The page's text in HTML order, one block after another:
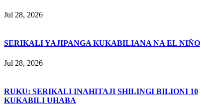
Jul 28, 2026
SERIKALI YAJIPANGA KUKABILIANA NA EL NIÑO
Jul 28, 2026
RUKU: SERIKALI INAHITAJI SHILINGI BILIONI 10
KUKABILI UHABA